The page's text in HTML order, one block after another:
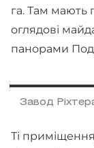
га. Там мають
оглядові
панорами
Завод
Ті